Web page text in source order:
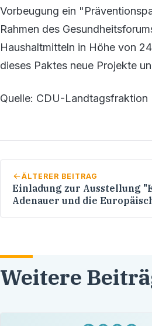
Vorbeugung ein
Rahmen des
Haushaltmitteln in Höhe von
dieses Paktes neue Projekte
Quelle: CDU-Landtagsfraktion
ÄLTERER BEITRAG
Einladung zur Ausstellung
Adenauer und die
Weitere